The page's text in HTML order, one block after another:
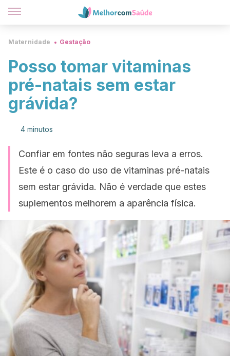
Maternidade Gestação
Posso tomar vitaminas
pré-natais sem estar
grávida?
4 minutos
Confiar em fontes não seguras leva a erros.
Este é o caso do uso de vitaminas pré-natais
sem estar grávida. Não é verdade que estes
suplementos melhorem a aparência física.